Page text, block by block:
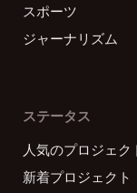
スポーツ
ジャーナリズム
ステータス
人気のプロジェク
新着プロジェクト